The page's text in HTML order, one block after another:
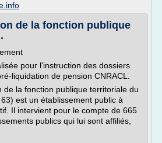
de la fonction publique
pour l'instruction des dossiers
liquidation de pension CNRACL.
de la fonction publique territoriale du
est un établissement public à
Il intervient pour le compte de 665
publics qui lui sont affiliés,